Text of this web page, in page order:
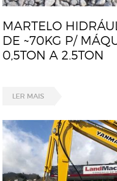
MARTELO
DE ~70KG P/
0,5TON A 2.5TON
LER MAIS